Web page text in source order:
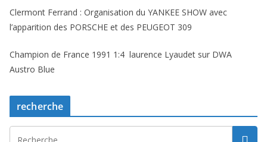
Clermont Ferrand : Organisation du YANKEE SHOW avec
l’apparition des PORSCHE et des PEUGEOT 309
Champion de France 1991 1:4 laurence Lyaudet sur DWA
Austro Blue
recherche